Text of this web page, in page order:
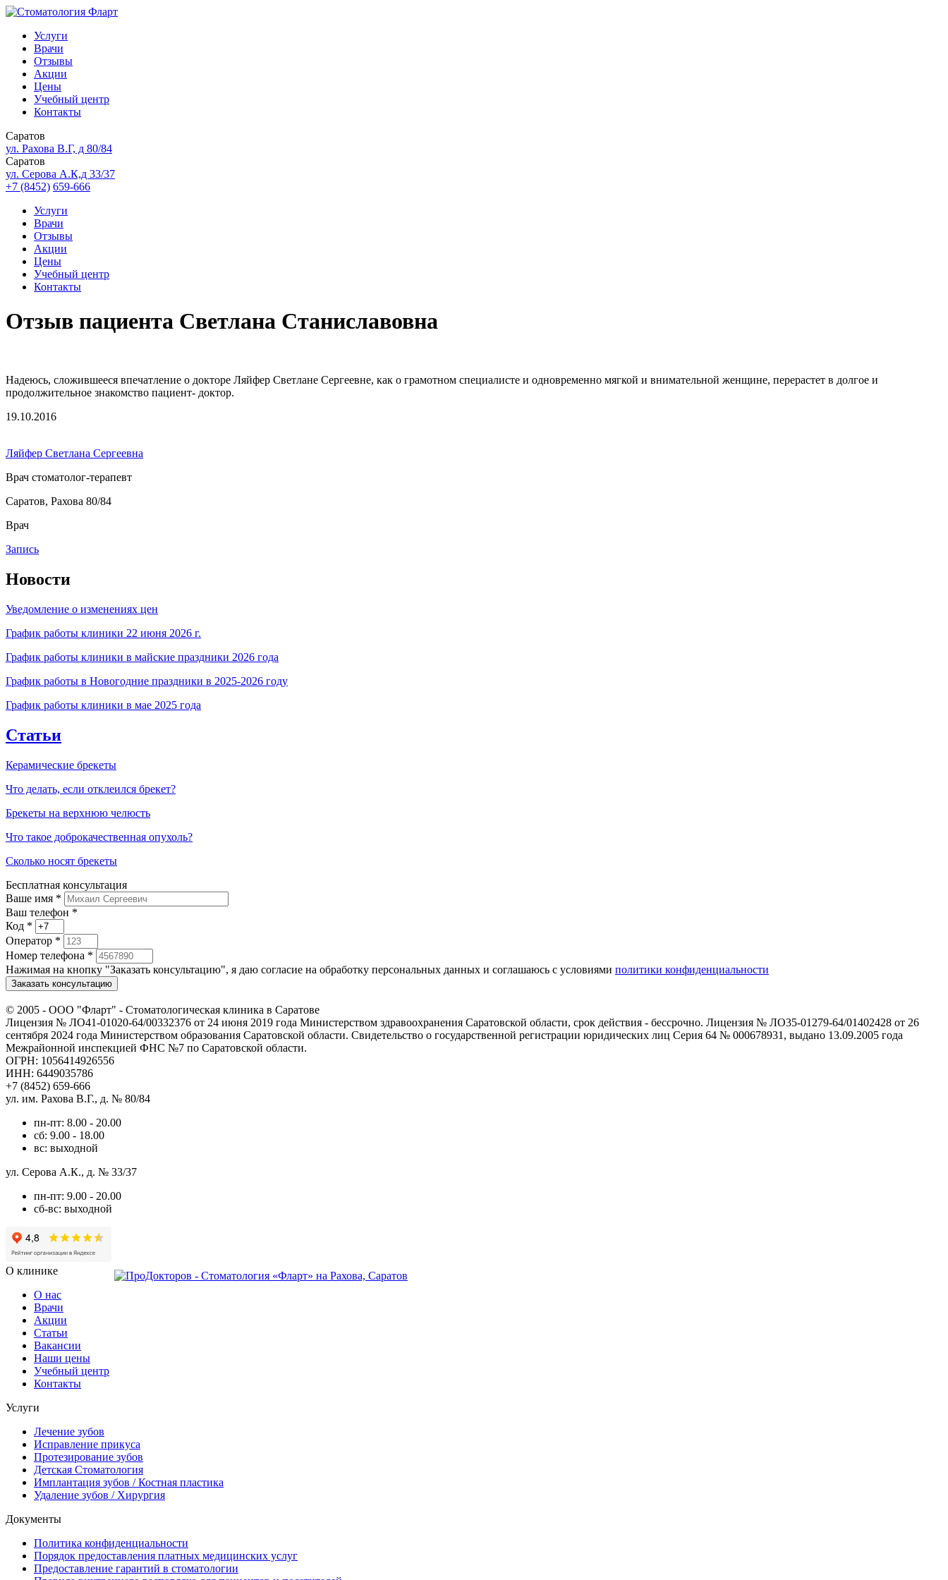
Услуги
Врачи
Отзывы
Акции
Цены
Учебный центр
Контакты
Саратов
ул. Рахова В.Г, д 80/84
Саратов
ул. Серова А.К,д 33/37
+7 (8452) 659-666
Услуги
Врачи
Отзывы
Акции
Цены
Учебный центр
Контакты
Отзыв пациента Светлана Станиславовна
Надеюсь, сложившееся впечатление о докторе Ляйфер Светлане Сергеевне, как о грамотном специалисте и одновременно мягкой и внимательной женщине, перерастет в долгое и
продолжительное знакомство пациент- доктор.
19.10.2016
Ляйфер Светлана Сергеевна
Врач стоматолог-терапевт
Саратов, Рахова 80/84
Врач
Запись
Новости
Уведомление о изменениях цен
График работы клиники 22 июня 2026 г.
График работы клиники в майские праздники 2026 года
График работы в Новогодние праздники в 2025-2026 году
График работы клиники в мае 2025 года
Статьи
Керамические брекеты
Что делать, если отклеился брекет?
Брекеты на верхнюю челюсть
Что такое доброкачественная опухоль?
Сколько носят брекеты
Бесплатная консультация
Ваше имя *
Ваш телефон *
Код *
Оператор *
Номер телефона *
Нажимая на кнопку "Заказать консультацию", я даю согласие на обработку персональных данных и соглашаюсь c условиями политики конфиденциальности
Заказать консультацию
© 2005 - ООО "Фларт" - Стоматологическая клиника в Саратове
Лицензия № ЛО41-01020-64/00332376 от 24 июня 2019 года Министерством здравоохранения Саратовской области, срок действия - бессрочно. Лицензия № ЛО35-01279-64/01402428 от 26
сентября 2024 года Министерством образования Саратовской области. Свидетельство о государственной регистрации юридических лиц Серия 64 № 000678931, выдано 13.09.2005 года
Межрайонной инспекцией ФНС №7 по Саратовской области.
ОГРН: 1056414926556
ИНН: 6449035786
+7 (8452) 659-666
ул. им. Рахова В.Г., д. № 80/84
пн-пт: 8.00 - 20.00
сб: 9.00 - 18.00
вс: выходной
ул. Серова А.К., д. № 33/37
пн-пт: 9.00 - 20.00
сб-вс: выходной
О клинике
О нас
Врачи
Акции
Статьи
Вакансии
Наши цены
Учебный центр
Контакты
Услуги
Лечение зубов
Исправление прикуса
Протезирование зубов
Детская Стоматология
Имплантация зубов / Костная пластика
Удаление зубов / Хирургия
Документы
Политика конфиденциальности
Порядок предоставления платных медицинских услуг
Предоставление гарантий в стоматологии